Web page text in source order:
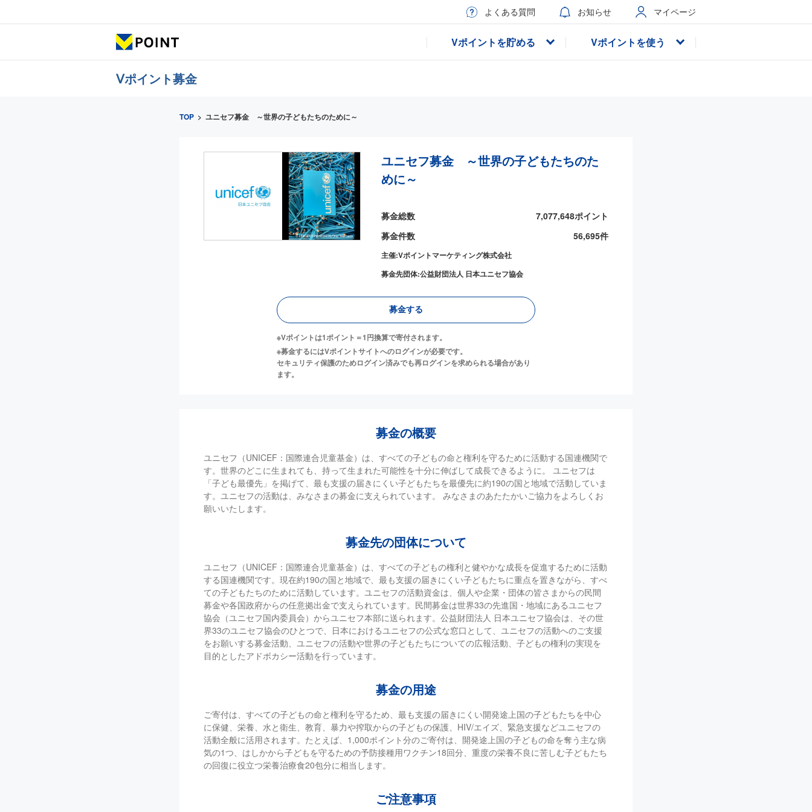
よくある質問 お知らせ マイページ
Vポイントを貯める Vポイントを使う
Ⅴポイント募金
TOP > ユニセフ募金 ～世界の子どもたちのために～
ユニセフ募金 ～世界の子どもたちのた
めに～
募金総数 7,077,648ポイント
募金件数 56,695件
主催:Vポイントマーケティング株式会社
募金先団体:公益財団法人 日本ユニセフ協会
募金する
※Vポイントは1ポイント＝1円換算で寄付されます。
※募金するにはVポイントサイトへのログインが必要です。
セキュリティ保護のためログイン済みでも再ログインを求められる場合があり
ます。
募金の概要
ユニセフ（UNICEF：国際連合児童基金）は、すべての子どもの命と権利を守るために活動する国連機関で
す。世界のどこに生まれても、持って生まれた可能性を十分に伸ばして成長できるように。 ユニセフは
「子ども最優先」を掲げて、最も支援の届きにくい子どもたちを最優先に約190の国と地域で活動していま
す。ユニセフの活動は、みなさまの募金に支えられています。 みなさまのあたたかいご協力をよろしくお
願いいたします。
募金先の団体について
ユニセフ（UNICEF：国際連合児童基金）は、すべての子どもの権利と健やかな成長を促進するために活動
する国連機関です。現在約190の国と地域で、最も支援の届きにくい子どもたちに重点を置きながら、すべ
ての子どもたちのために活動しています。ユニセフの活動資金は、個人や企業・団体の皆さまからの民間
募金や各国政府からの任意拠出金で支えられています。民間募金は世界33の先進国・地域にあるユニセフ
協会（ユニセフ国内委員会）からユニセフ本部に送られます。公益財団法人 日本ユニセフ協会は、その世
界33のユニセフ協会のひとつで、日本におけるユニセフの公式な窓口として、ユニセフの活動へのご支援
をお願いする募金活動、ユニセフの活動や世界の子どもたちについての広報活動、子どもの権利の実現を
目的としたアドボカシー活動を行っています。
募金の用途
ご寄付は、すべての子どもの命と権利を守るため、最も支援の届きにくい開発途上国の子どもたちを中心
に保健、栄養、水と衛生、教育、暴力や搾取からの子どもの保護、HIV/エイズ、緊急支援などユニセフの
活動全般に活用されます。たとえば、1,000ポイント分のご寄付は、開発途上国の子どもの命を奪う主な病
気の1つ、はしかから子どもを守るための予防接種用ワクチン18回分、重度の栄養不良に苦しむ子どもたち
の回復に役立つ栄養治療食20包分に相当します。
ご注意事項